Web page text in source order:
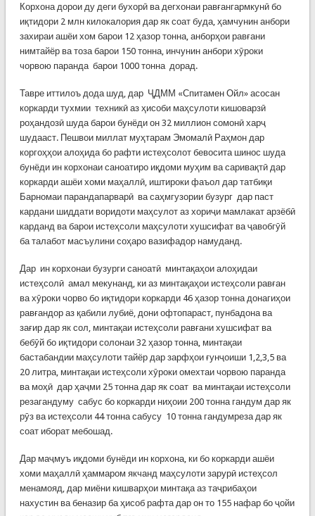
Корхона дорои ду деги бухорӣ ва дегхонаи равғангармкунӣ бо
иқтидори 2 млн килокалория дар як соат буда, ҳамчунин анбори
захираи ашёи хом барои 12 ҳазор тонна, анборҳои равғани
нимтайёр ва тоза барои 150 тонна, инчунин анбори хӯроки
чорвою паранда барои 1000 тонна дорад.
Тавре иттилоъ дода шуд, дар ҶДММ «Спитамен Ойл» асосан
коркарди тухмии техникӣ аз ҳисоби маҳсулоти кишоварзӣ
роҳандозӣ шуда барои бунёди он 32 миллион сомонӣ харҷ
шудааст. Пешвои миллат муҳтарам Эмомалӣ Раҳмон дар
коргоҳҳои алоҳида бо рафти истеҳсолот бевосита шинос шуда
бунёди ин корхонаи саноатиро иқдоми муҳим ва саривақтӣ дар
коркарди ашёи хоми маҳаллӣ, иштироки фаъол дар татбиқи
Барномаи парандапарварӣ ва саҳмгузории бузург дар паст
кардани шиддати воридоти маҳсулот аз хориҷи мамлакат арзёбӣ
карданд ва барои истеҳсоли маҳсулоти хушсифат ва ҷавобгӯй
ба талабот масъулини соҳаро вазифадор намуданд.
Дар ин корхонаи бузурги саноатӣ минтақаҳои алоҳидаи
истеҳсолӣ амал мекунанд, ки аз минтақаҳои истеҳсоли равған
ва хӯроки чорво бо иқтидори коркарди 46 ҳазор тонна донагиҳои
равғандор аз қабили лубиё, дони офтопараст, пунбадона ва
зағир дар як сол, минтақаи истеҳсоли равғани хушсифат ва
бебӯй бо иқтидори солонаи 32 ҳазор тонна, минтақаи
бастабандии маҳсулоти тайёр дар зарфҳои ғунҷоиши 1,2,3,5 ва
20 литра, минтақаи истеҳсоли хӯроки омехтаи чорвою паранда
ва моҳӣ дар ҳаҷми 25 тонна дар як соат ва минтақаи истеҳсоли
резагандуму сабус бо коркарди ниҳоии 200 тонна гандум дар як
рӯз ва истеҳсоли 44 тонна сабусу 10 тонна гандумреза дар як
соат иборат мебошад.
Дар маҷмуъ иқдоми бунёди ин корхона, ки бо коркарди ашёи
хоми маҳаллӣ ҳаммаром якчанд маҳсулоти зарурӣ истеҳсол
менамояд, дар миёни кишварҳои минтақа аз таҷрибаҳои
нахустин ва беназир ба ҳисоб рафта дар он то 155 нафар бо ҷойи